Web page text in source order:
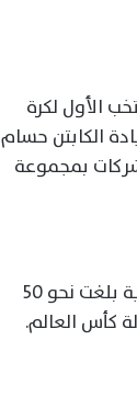
الأول لكرة
الجهاز الفني بقيادة الكابتن حسام
بمجموعة
وشهدت الاحتفالية تكريم الجهازين الفني والإداري واللاعبين ومنحهم مكافأت مالية بلغت نحو 50
كأس العالم.